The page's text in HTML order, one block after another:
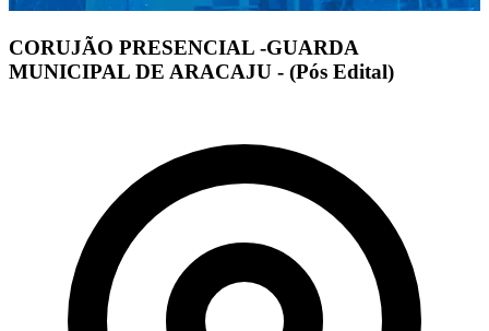
CORUJÃO PRESENCIAL -GUARDA
MUNICIPAL DE ARACAJU - (Pós Edital)